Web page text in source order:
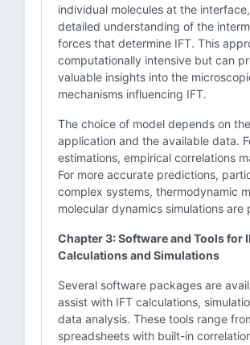
individual molecules at the
detailed understanding of the
forces that determine IFT. This
computationally intensive but can
valuable insights into the
mechanisms influencing IFT.
The choice of model depends on
application and the available data.
estimations, empirical correlations
For more accurate predictions,
complex systems, thermodynamic
molecular dynamics simulations are
Chapter 3: Software and Tools for
Calculations and Simulations
Several software packages are
assist with IFT calculations,
data analysis. These tools range
spreadsheets with built-in